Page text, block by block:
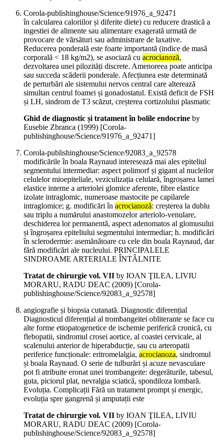
Corola-publishinghouse/Science/91976_a_92471
în calcularea caloriilor și diferite diete) cu reducere drastică a
ingestiei de alimente sau alimentare exagerată urmată de
provocare de vărsături sau administrare de laxative.
Reducerea ponderală este foarte importantă (indice de masă
corporală < 18 kg/m2), se asociază cu acrocianoză,
dezvoltarea unei pilozități discrete. Amenoreea poate anticipa
sau succeda scăderii ponderale. Afecțiunea este determinată
de perturbări ale sistemului nervos central care alterează
simultan centrul foamei și gonadostatul. Există deficit de FSH
și LH, sindrom de T3 scăzut, creșterea cortizolului plasmatic
Ghid de diagnostic și tratament în bolile endocrine by
Eusebie Zbranca (1999) [Corola-
publishinghouse/Science/91976_a_92471]
Corola-publishinghouse/Science/92083_a_92578
modificările în boala Raynaud interesează mai ales epiteliul
segmentului intermediar: aspect polimorf și gigant al nucleilor
celulelor mioepiteliale, veziculizația celulară, îngroșarea lamei
elastice interne a arteriolei glomice aferente, fibre elastice
izolate intraglomic, numeroase mastocite pe capilarele
intraglomice; g. modificări în acrocianoză: creșterea la dublu
sau triplu a numărului anastomozelor arteriolo-venulare,
deschiderea lor permanentă, aspect adenomatos al glomusului
și îngroșarea epiteliului segmentului intermediar; h. modificări
în sclerodermie: asemănătoare cu cele din boala Raynaud, dar
fără modificări ale nucleului. PRINCIPALELE
SINDROAME ARTERIALE ÎNTÂLNITE
Tratat de chirurgie vol. VII by IOAN ŢILEA, LIVIU
MORARU, RADU DEAC (2009) [Corola-
publishinghouse/Science/92083_a_92578]
angiografie și biopsia cutanată. Diagnostic diferențial
Diagnosticul diferențial al trombangeitei obliterante se face cu
alte forme etiopatogenetice de ischemie periferică cronică, cu
flebopatii, sindromul crosei aortice, al coastei cervicale, al
scalenului anterior de hiperabducție, sau cu arteropatii
periferice funcționale: eritromelalgia, acrocianoza, sindromul
și boala Raynaud. O serie de tulburări și acuze nevasculare
pot fi atribuite eronat unei trombangeite: degerăturile, tabesul,
guta, piciorul plat, nevralgia sciatică, spondiloza lombară.
Evoluția. Complicații Fără un tratament prompt și energic,
evoluția spre gangrenă și amputații este
Tratat de chirurgie vol. VII by IOAN ŢILEA, LIVIU
MORARU, RADU DEAC (2009) [Corola-
publishinghouse/Science/92083_a_92578]